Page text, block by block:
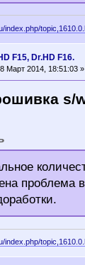
index.php/
F15, Dr.HD F16.
Март 2014, 18:51:03 »
s/
проблема
index.php/